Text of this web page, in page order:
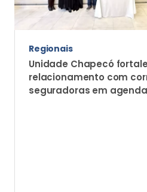
Mais Notícias